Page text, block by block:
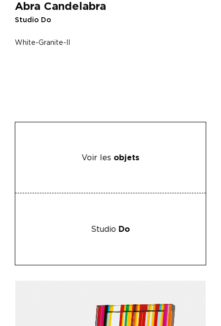
Abra Candelabra
Studio Do
White-Granite-II
Voir les objets
Studio Do